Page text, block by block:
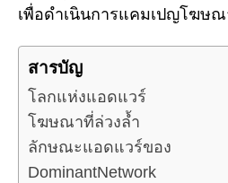
เพื่อดำเนินการแคมเปญโฆษณ
สารบัญ
โลกแห่งแอดแวร์
โฆษณาที่ล่วงล้ำ
ลักษณะแอดแวร์ของ
DominantNetwork